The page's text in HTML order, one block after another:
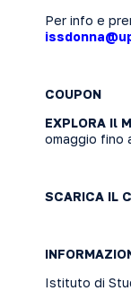
Per info e
COUPON
EXPLORA Il
omaggio fino
SCARICA IL
Istituto di